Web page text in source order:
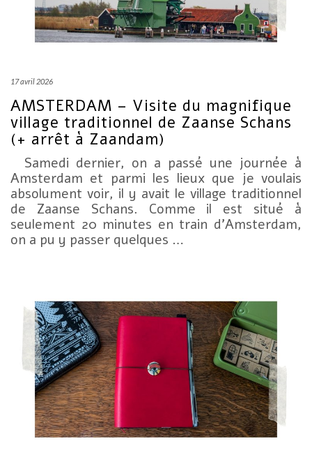
17 avril 2026
AMSTERDAM – Visite du magnifique
village traditionnel de Zaanse Schans
(+ arrêt à Zaandam)
Samedi dernier, on a passé une journée à
Amsterdam et parmi les lieux que je voulais
absolument voir, il y avait le village traditionnel
de Zaanse Schans. Comme il est situé à
seulement 20 minutes en train d’Amsterdam,
on a pu y passer quelques …